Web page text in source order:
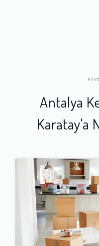
Antalya
Karatay'a